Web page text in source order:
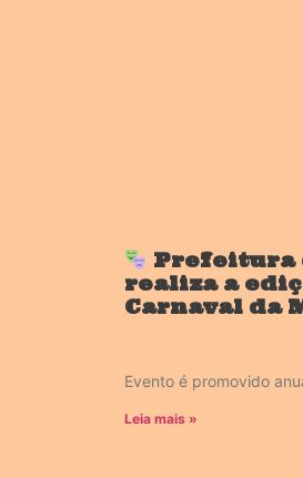
Prefeitura
realiza a
Carnaval da
Evento é promovido
Leia mais »